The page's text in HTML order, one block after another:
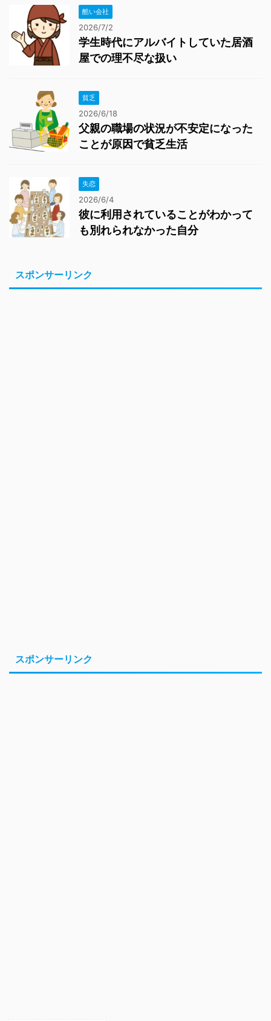
酷い会社
2026/7/2
学生時代にアルバイトしていた居酒
屋での理不尽な扱い
貧乏
2026/6/18
父親の職場の状況が不安定になった
ことが原因で貧乏生活
失恋
2026/6/4
彼に利用されていることがわかって
も別れられなかった自分
スポンサーリンク
スポンサーリンク